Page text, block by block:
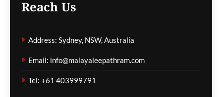
അഷ്മിത ചാലിഹ
ഫൈനലിൽ
ago
Reach Us
Address: Sydney, NSW, Australia
Email: info@malayaleepathram.com
Tel: +61 403999791